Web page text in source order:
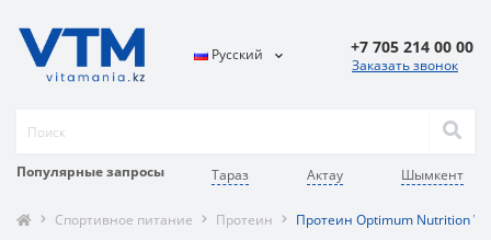
Популярные запросы Тараз Актау Шымкент
Русский +7 705 214 00 00
Заказать звонок
Спортивное питание Протеин Протеин Optimum Nutrition